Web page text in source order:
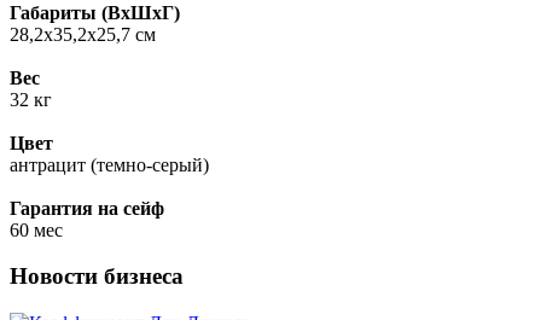
Габариты (ВxШxГ)
28,2х35,2х25,7 см
Вес
32 кг
Цвет
антрацит (темно-серый)
Гарантия на сейф
60 мес
Новости бизнеса